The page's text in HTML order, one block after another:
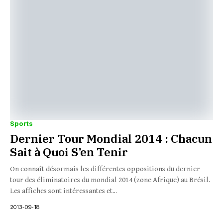
Sports
Dernier Tour Mondial 2014 : Chacun
Sait à Quoi S’en Tenir
On connaît désormais les différentes oppositions du dernier
tour des éliminatoires du mondial 2014 (zone Afrique) au Brésil.
Les affiches sont intéressantes et...
2013-09-18